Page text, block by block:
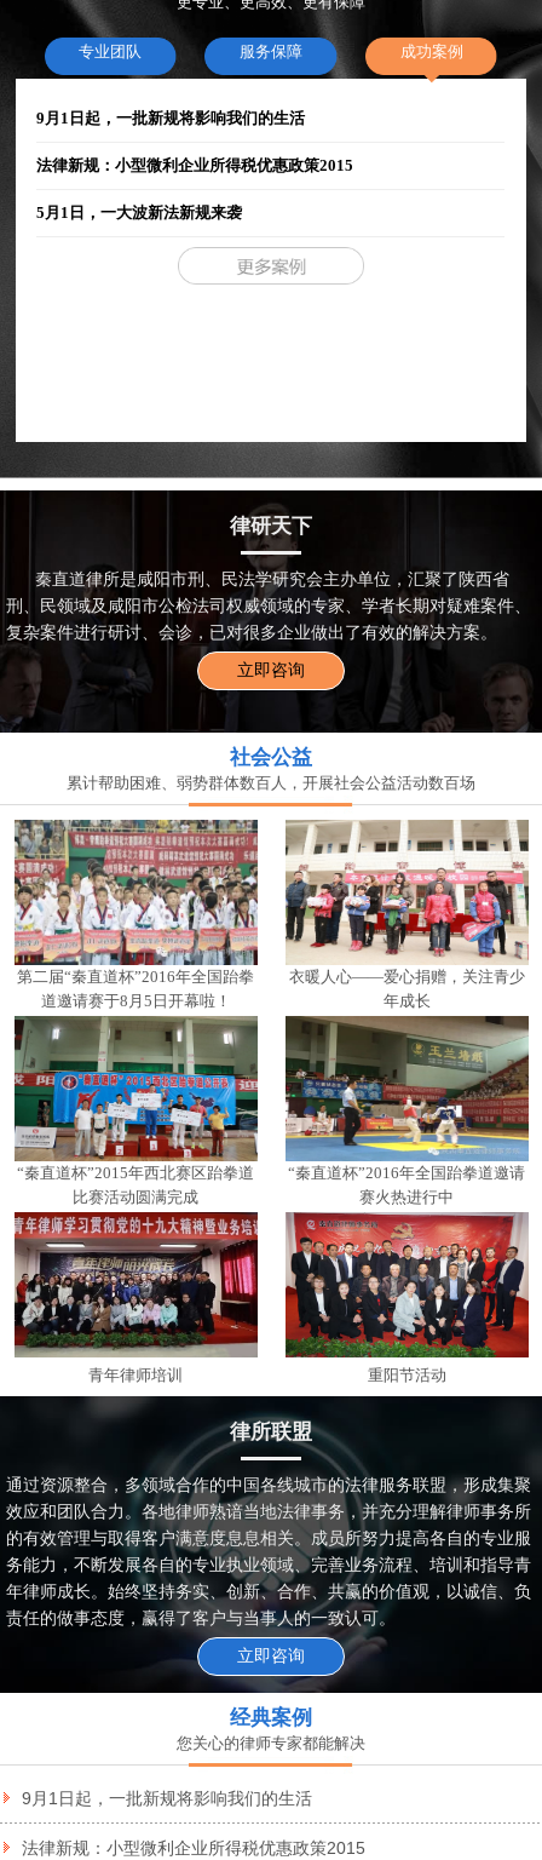
专业团队 服务保障 成功案例
9月1日起，一批新规将影响我们的生活
法律新规：小型微利企业所得税优惠政策2015
5月1日，一大波新法新规来袭
律研天下
秦直道律所是咸阳市刑、民法学研究会主办单位，汇聚了陕西省
刑、民领域及咸阳市公检法司权威领域的专家、学者长期对疑难案件、
复杂案件进行研讨、会诊，已对很多企业做出了有效的解决方案。
立即咨询
社会公益
累计帮助困难、弱势群体数百人，开展社会公益活动数百场
第二届“秦直道杯”2016年全国跆拳
道邀请赛于8月5日开幕啦！
衣暖人心——爱心捐赠，关注青少
年成长
“秦直道杯”2015年西北赛区跆拳道
比赛活动圆满完成
“秦直道杯”2016年全国跆拳道邀请
赛火热进行中
青年律师培训 重阳节活动
律所联盟
通过资源整合，多领域合作的中国各线城市的法律服务联盟，形成集聚
效应和团队合力。各地律师熟谙当地法律事务，并充分理解律师事务所
的有效管理与取得客户满意度息息相关。成员所努力提高各自的专业服
务能力，不断发展各自的专业执业领域、完善业务流程、培训和指导青
年律师成长。始终坚持务实、创新、合作、共赢的价值观，以诚信、负
责任的做事态度，赢得了客户与当事人的一致认可。
立即咨询
经典案例
您关心的律师专家都能解决
9月1日起，一批新规将影响我们的生活
法律新规：小型微利企业所得税优惠政策2015